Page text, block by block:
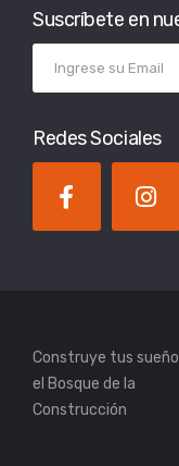
Suscríbete en
Redes Sociales
Construye tus
el Bosque de la
Construcción